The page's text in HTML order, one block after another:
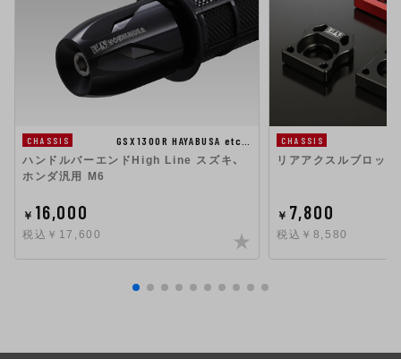
CHASSIS
GSX1300R HAYABUSA etc…
ハンドルバーエンドHigh Line スズキ、
ホンダ汎用 M6
￥ 16,000
税込￥17,600
CHASSIS
リアアクスルブロッ
￥ 7,800
税込￥8,580